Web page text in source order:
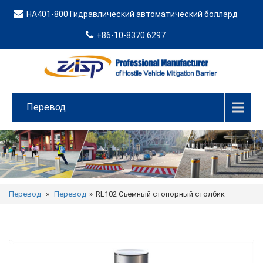
HA401-800 Гидравлический автоматический боллард
+86-10-8370 6297
Перевод
Перевод » Перевод » RL102 Съемный стопорный столбик